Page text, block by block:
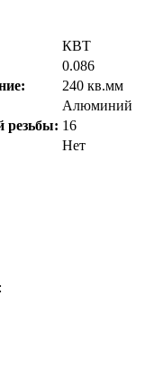
КВТ
0.086
240 кв.мм
Алюминий
резьбы: 16
Нет